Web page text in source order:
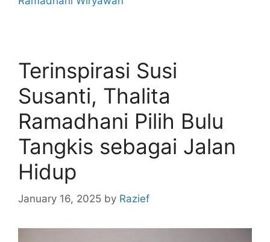
Terinspirasi Susi
Susanti, Thalita
Ramadhani Pilih Bulu
Tangkis sebagai Jalan
Hidup
January 16, 2025 by Razief